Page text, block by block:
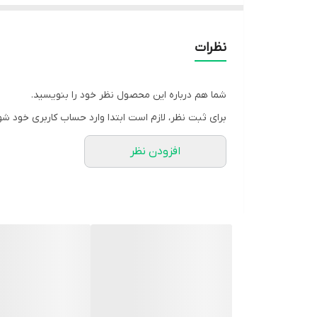
🍁مناسب از ۳۸ تا ۴۶🍁
🍁سایز 1 دوره سینه 50 سانت دوره کمر 44 سانت قد سارافون 125 سانت
نظرات
شما هم درباره این محصول نظر خود را بنویسید.
برای ثبت نظر، لازم است ابتدا وارد حساب کاربری خود
افزودن نظر